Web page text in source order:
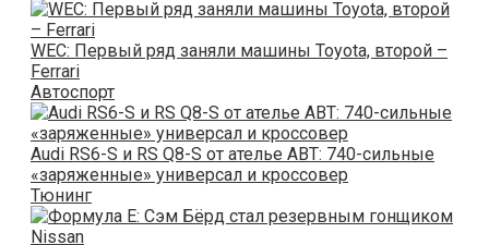
WEC: Первый ряд заняли машины Toyota, второй –
Ferrari
Автоспорт
Audi RS6-S и RS Q8-S от ателье ABT: 740-сильные
«заряженные» универсал и кроссовер
Тюнинг